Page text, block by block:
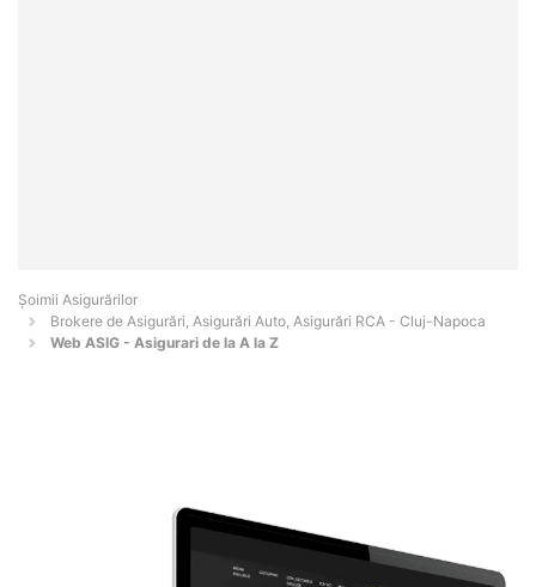
Șoimii Asigurărilor
Brokere de Asigurări, Asigurări Auto, Asigurări RCA - Cluj-Napoca
Web ASIG - Asigurari de la A la Z